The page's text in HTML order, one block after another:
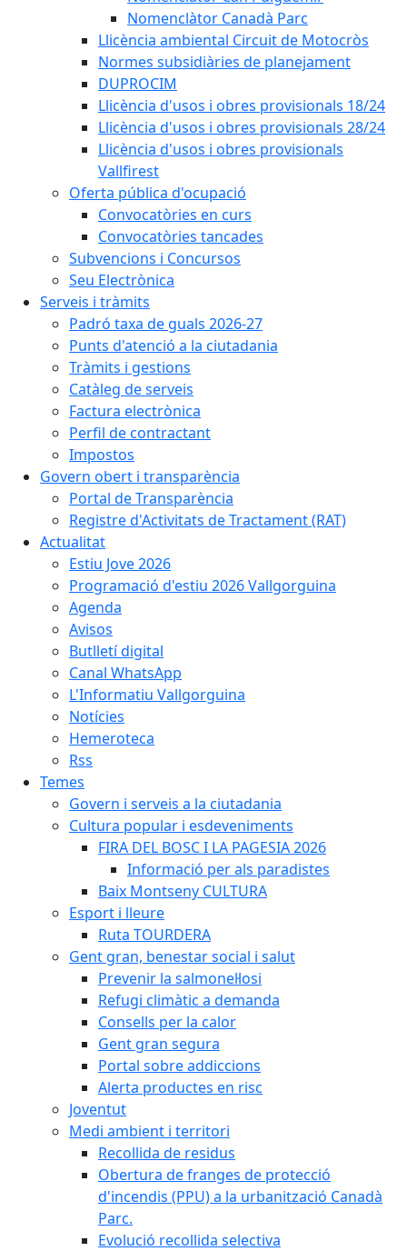
Nomenclàtor Canadà Parc
Llicència ambiental Circuit de Motocròs
Normes subsidiàries de planejament
DUPROCIM
Llicència d'usos i obres provisionals 18/24
Llicència d'usos i obres provisionals 28/24
Llicència d'usos i obres provisionals
Vallfirest
Oferta pública d'ocupació
Convocatòries en curs
Convocatòries tancades
Subvencions i Concursos
Seu Electrònica
Serveis i tràmits
Padró taxa de guals 2026-27
Punts d'atenció a la ciutadania
Tràmits i gestions
Catàleg de serveis
Factura electrònica
Perfil de contractant
Impostos
Govern obert i transparència
Portal de Transparència
Registre d'Activitats de Tractament (RAT)
Actualitat
Estiu Jove 2026
Programació d'estiu 2026 Vallgorguina
Agenda
Avisos
Butlletí digital
Canal WhatsApp
L'Informatiu Vallgorguina
Notícies
Hemeroteca
Rss
Temes
Govern i serveis a la ciutadania
Cultura popular i esdeveniments
FIRA DEL BOSC I LA PAGESIA 2026
Informació per als paradistes
Baix Montseny CULTURA
Esport i lleure
Ruta TOURDERA
Gent gran, benestar social i salut
Prevenir la salmonel·losi
Refugi climàtic a demanda
Consells per la calor
Gent gran segura
Portal sobre addiccions
Alerta productes en risc
Joventut
Medi ambient i territori
Recollida de residus
Obertura de franges de protecció
d'incendis (PPU) a la urbanització Canadà
Parc.
Evolució recollida selectiva